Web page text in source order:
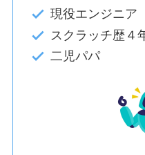
現役エンジニア
スクラッチ歴４
二児パパ